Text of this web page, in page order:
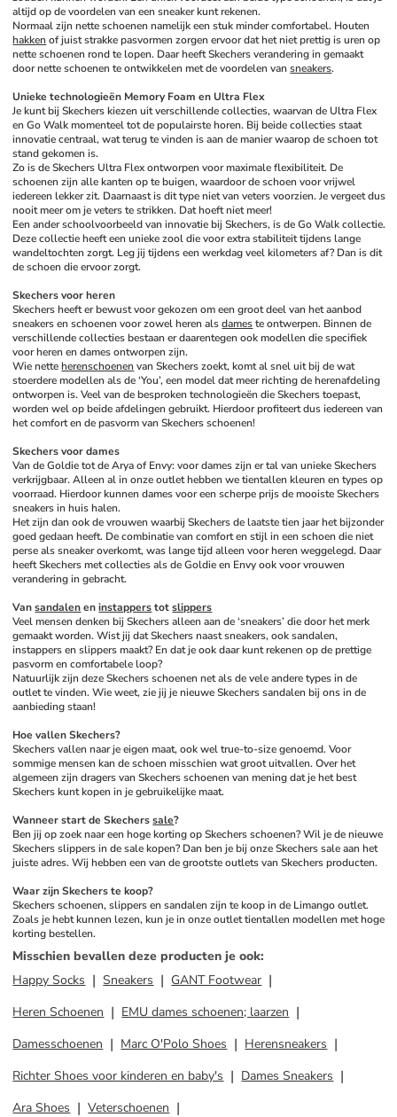
altijd op de voordelen van een sneaker kunt rekenen.
hakken of juist strakke pasvormen zorgen ervoor dat het niet prettig is uren op
nette schoenen rond te lopen. Daar heeft Skechers verandering in gemaakt
door nette schoenen te ontwikkelen met de voordelen van sneakers.
Unieke technologieën Memory Foam en Ultra Flex
Je kunt bij Skechers kiezen uit verschillende collecties, waarvan de Ultra Flex
en Go Walk momenteel tot de populairste horen. Bij beide collecties staat
innovatie centraal, wat terug te vinden is aan de manier waarop de schoen tot
stand gekomen is.
Zo is de Skechers Ultra Flex ontworpen voor maximale flexibiliteit. De
schoenen zijn alle kanten op te buigen, waardoor de schoen voor vrijwel
iedereen lekker zit. Daarnaast is dit type niet van veters voorzien. Je vergeet dus
nooit meer om je veters te strikken. Dat hoeft niet meer!
Een ander schoolvoorbeeld van innovatie bij Skechers, is de Go Walk collectie.
Deze collectie heeft een unieke zool die voor extra stabiliteit tijdens lange
wandeltochten zorgt. Leg jij tijdens een werkdag veel kilometers af? Dan is dit
de schoen die ervoor zorgt.
Skechers voor heren
Skechers heeft er bewust voor gekozen om een groot deel van het aanbod
sneakers en schoenen voor zowel heren als dames te ontwerpen. Binnen de
verschillende collecties bestaan er daarentegen ook modellen die specifiek
voor heren en dames ontworpen zijn.
Wie nette herenschoenen van Skechers zoekt, komt al snel uit bij de wat
stoerdere modellen als de ‘You’, een model dat meer richting de herenafdeling
ontworpen is. Veel van de besproken technologieën die Skechers toepast,
worden wel op beide afdelingen gebruikt. Hierdoor profiteert dus iedereen van
het comfort en de pasvorm van Skechers schoenen!
Skechers voor dames
Van de Goldie tot de Arya of Envy: voor dames zijn er tal van unieke Skechers
verkrijgbaar. Alleen al in onze outlet hebben we tientallen kleuren en types op
voorraad. Hierdoor kunnen dames voor een scherpe prijs de mooiste Skechers
sneakers in huis halen.
Het zijn dan ook de vrouwen waarbij Skechers de laatste tien jaar het bijzonder
goed gedaan heeft. De combinatie van comfort en stijl in een schoen die niet
perse als sneaker overkomt, was lange tijd alleen voor heren weggelegd. Daar
heeft Skechers met collecties als de Goldie en Envy ook voor vrouwen
verandering in gebracht.
Van sandalen en instappers tot slippers
Veel mensen denken bij Skechers alleen aan de ‘sneakers’ die door het merk
gemaakt worden. Wist jij dat Skechers naast sneakers, ook sandalen,
instappers en slippers maakt? En dat je ook daar kunt rekenen op de prettige
pasvorm en comfortabele loop?
Natuurlijk zijn deze Skechers schoenen net als de vele andere types in de
outlet te vinden. Wie weet, zie jij je nieuwe Skechers sandalen bij ons in de
aanbieding staan!
Hoe vallen Skechers?
Skechers vallen naar je eigen maat, ook wel true-to-size genoemd. Voor
sommige mensen kan de schoen misschien wat groot uitvallen. Over het
algemeen zijn dragers van Skechers schoenen van mening dat je het best
Skechers kunt kopen in je gebruikelijke maat.
Wanneer start de Skechers sale?
Ben jij op zoek naar een hoge korting op Skechers schoenen? Wil je de nieuwe
Skechers slippers in de sale kopen? Dan ben je bij onze Skechers sale aan het
juiste adres. Wij hebben een van de grootste outlets van Skechers producten.
Waar zijn Skechers te koop?
Skechers schoenen, slippers en sandalen zijn te koop in de Limango outlet.
Zoals je hebt kunnen lezen, kun je in onze outlet tientallen modellen met hoge
korting bestellen.
Misschien bevallen deze producten je ook:
Happy Socks
Sneakers
GANT Footwear
Heren Schoenen
EMU dames schoenen; laarzen
Damesschoenen
Marc O'Polo Shoes
Herensneakers
Richter Shoes voor kinderen en baby's
Dames Sneakers
Ara Shoes
Veterschoenen